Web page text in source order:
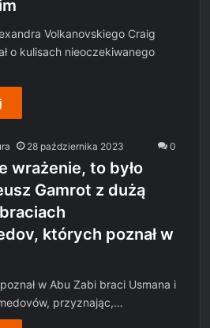
Volkanovskiego Craig
o kulisach nieoczekiwanego
28 października 2023 0
wrażenie, to było
Gamrot z dużą
których poznał w
w Abu Zabi braci Usmana i
przyznając,…